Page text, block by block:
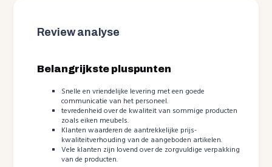
Review analyse
Belangrijkste pluspunten
Snelle en vriendelijke levering met een goede
communicatie van het personeel.
tevredenheid over de kwaliteit van sommige producten
zoals eiken meubels.
Klanten waarderen de aantrekkelijke prijs-
kwaliteitverhouding van de aangeboden artikelen.
Vele klanten zijn lovend over de zorgvuldige verpakking
van de producten.